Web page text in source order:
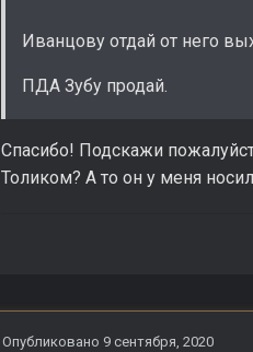
Иванцову отдай от него
ПДА Зубу продай.
Спасибо! Подскажи
Толиком? А то он у меня
Опубликовано 9 сентября, 2020